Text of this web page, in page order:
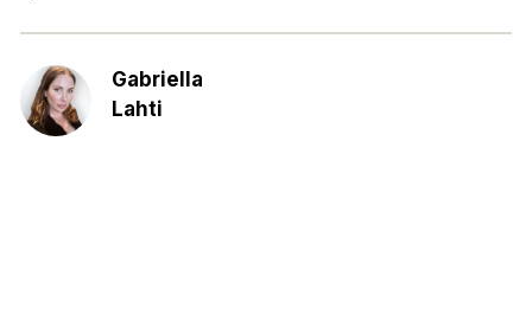
Gabriella
Lahti